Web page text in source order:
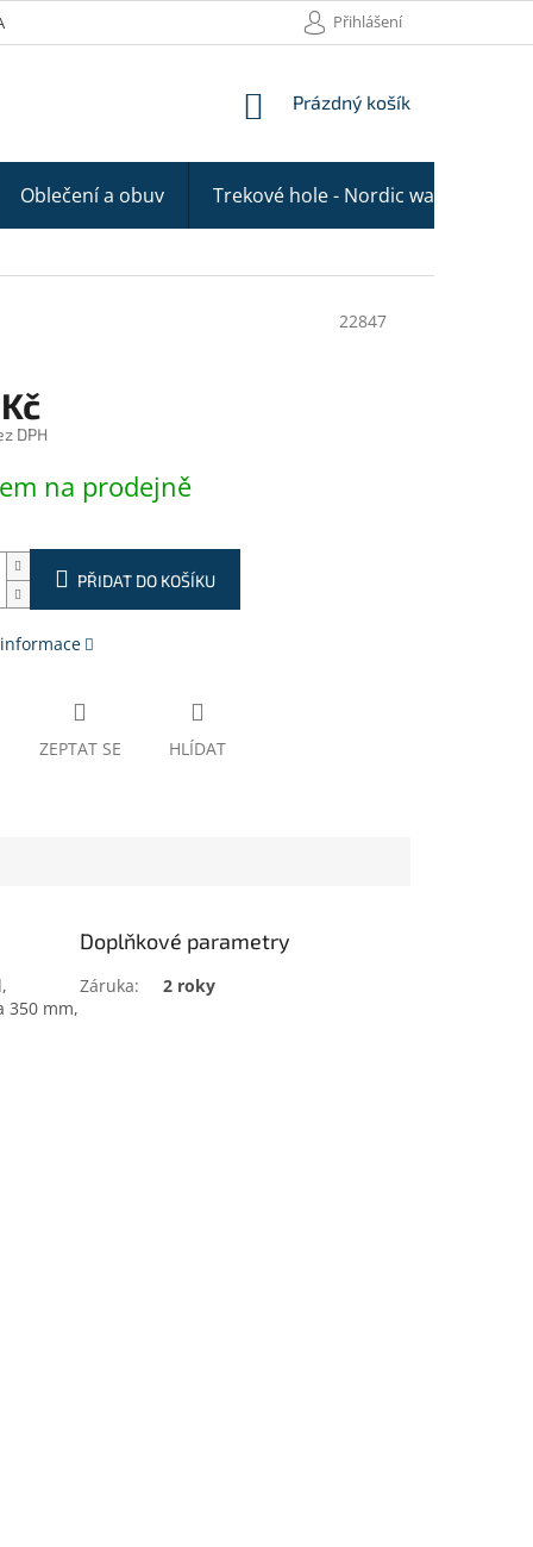
Přihlášení
NÁKUPNÍ
Prázdný košík
Oblečení a obuv Trekové hole - Nordic walking
22847
DPH
na prodejně
PŘIDAT DO KOŠÍKU
ZEPTAT SE HLÍDAT
350 mm,
Doplňkové parametry
Záruka: 2 roky